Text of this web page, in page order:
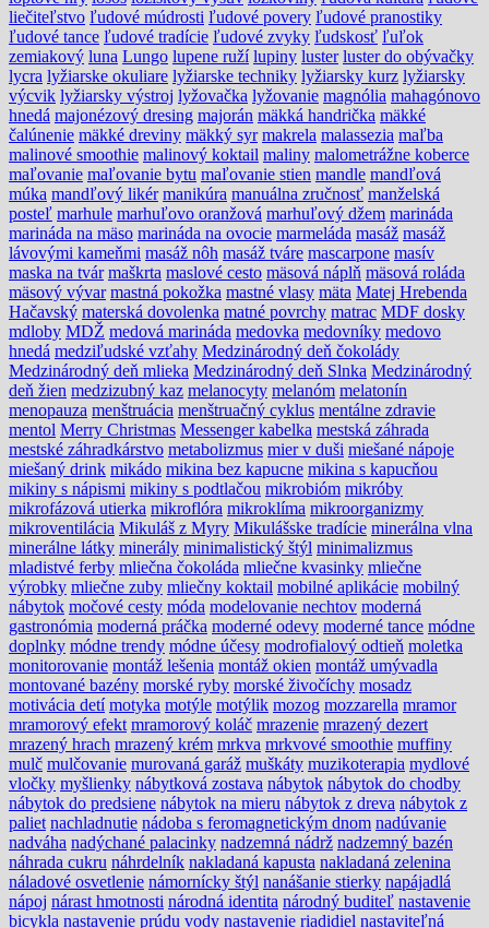
liečiteľstvo ľudové múdrosti ľudové povery ľudové pranostiky
ľudové tance ľudové tradície ľudové zvyky ľudskosť ľuľok
zemiakový luna Lungo lupene ruží lupiny luster luster do obývačky
lycra lyžiarske okuliare lyžiarske techniky lyžiarsky kurz lyžiarsky
výcvik lyžiarsky výstroj lyžovačka lyžovanie magnólia mahagónovo
hnedá majonézový dresing majorán mäkká handrička mäkké
čalúnenie mäkké dreviny mäkký syr makrela malassezia maľba
malinové smoothie malinový koktail maliny malometrážne koberce
maľovanie maľovanie bytu maľovanie stien mandle mandľová
múka mandľový likér manikúra manuálna zručnosť manželská
posteľ marhule marhuľovo oranžová marhuľový džem marináda
marináda na mäso marináda na ovocie marmeláda masáž masáž
lávovými kameňmi masáž nôh masáž tváre mascarpone masív
maska na tvár maškrta maslové cesto mäsová náplň mäsová roláda
mäsový vývar mastná pokožka mastné vlasy mäta Matej Hrebenda
Hačavský materská dovolenka matné povrchy matrac MDF dosky
mdloby MDŽ medová marináda medovka medovníky medovo
hnedá medziľudské vzťahy Medzinárodný deň čokolády
Medzinárodný deň mlieka Medzinárodný deň Slnka Medzinárodný
deň žien medzizubný kaz melanocyty melanóm melatonín
menopauza menštruácia menštruačný cyklus mentálne zdravie
mentol Merry Christmas Messenger kabelka mestská záhrada
mestské záhradkárstvo metabolizmus mier v duši miešané nápoje
miešaný drink mikádo mikina bez kapucne mikina s kapucňou
mikiny s nápismi mikiny s podtlačou mikrobióm mikróby
mikrofázová utierka mikroflóra mikroklíma mikroorganizmy
mikroventilácia Mikuláš z Myry Mikulášske tradície minerálna vlna
minerálne látky minerály minimalistický štýl minimalizmus
mladistvé ferby mliečna čokoláda mliečne kvasinky mliečne
výrobky mliečne zuby mliečny koktail mobilné aplikácie mobilný
nábytok močové cesty móda modelovanie nechtov moderná
gastronómia moderná práčka moderné odevy moderné tance módne
doplnky módne trendy módne účesy modrofialový odtieň moletka
monitorovanie montáž lešenia montáž okien montáž umývadla
montované bazény morské ryby morské živočíchy mosadz
motivácia detí motyka motýle motýlik mozog mozzarella mramor
mramorový efekt mramorový koláč mrazenie mrazený dezert
mrazený hrach mrazený krém mrkva mrkvové smoothie muffiny
mulč mulčovanie murovaná garáž muškáty muzikoterapia mydlové
vločky myšlienky nábytková zostava nábytok nábytok do chodby
nábytok do predsiene nábytok na mieru nábytok z dreva nábytok z
paliet nachladnutie nádoba s feromagnetickým dnom nadúvanie
nadváha nadýchané palacinky nadzemná nádrž nadzemný bazén
náhrada cukru náhrdelník nakladaná kapusta nakladaná zelenina
náladové osvetlenie námornícky štýl nanášanie stierky napájadlá
nápoj nárast hmotnosti národná identita národný buditeľ nastavenie
bicykla nastavenie prúdu vody nastavenie riadidiel nastaviteľná